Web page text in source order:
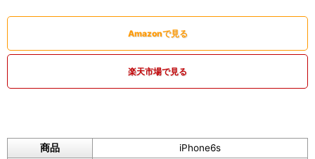
Amazonで見る
楽天市場で見る
商品
iPhone6s